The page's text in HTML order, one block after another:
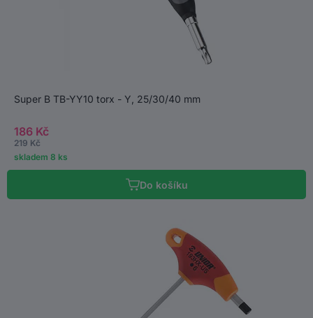
Do košíku
Super B TB-YY10 torx - Y, 25/30/40 mm
186 Kč
219 Kč
skladem 8 ks